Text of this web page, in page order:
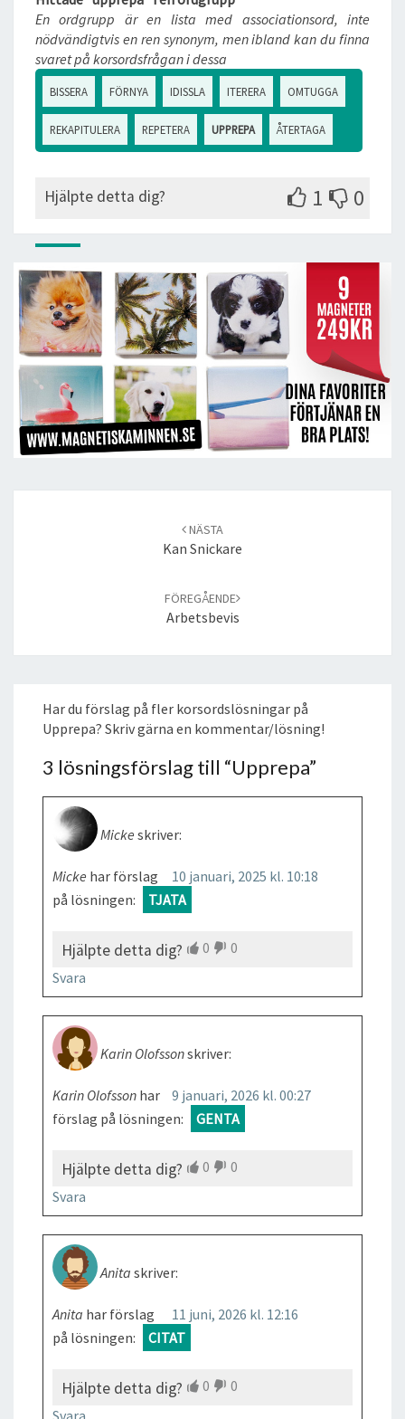
En ordgrupp är en lista med associationsord, inte
nödvändigtvis en ren synonym, men ibland kan du finna
svaret på korsordsfrågan i dessa
BISSERA FÖRNYA IDISSLA ITERERA OMTUGGA
REKAPITULERA REPETERA UPPREPA ÅTERTAGA
Hjälpte detta dig? 1 0
NÄSTA
Kan Snickare
FÖREGÅENDE
Arbetsbevis
Har du förslag på fler korsordslösningar på
Upprepa? Skriv gärna en kommentar/lösning!
3 lösningsförslag till “Upprepa”
Micke skriver:
10 januari, 2025 kl. 10:18
Micke har förslag
på lösningen:
TJATA
Hjälpte detta dig? 0
0
Svara
Karin Olofssonskriver:
9 januari, 2026 kl. 00:27
Karin Olofsson har
förslag på lösningen:
GENTA
Hjälpte detta dig? 0
0
Svara
Anita skriver:
11 juni, 2026 kl. 12:16
Anita har förslag
på lösningen:
CITAT
Hjälpte detta dig? 0
0
Svara